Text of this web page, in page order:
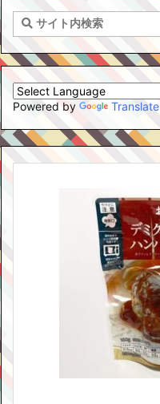
Powered by Translate